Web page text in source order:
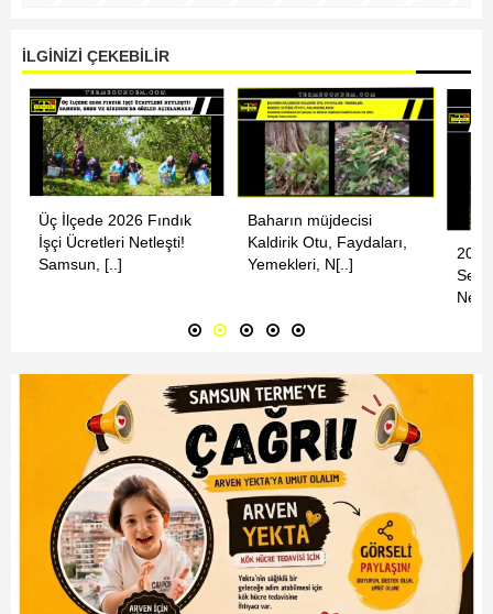
İLGİNİZİ ÇEKEBİLİR
Üç İlçede 2026 Fındık
İşçi Ücretleri Netleşti!
Samsun, [..]
Baharın müjdecisi
Kaldirik Otu, Faydaları,
Yemekleri, N[..]